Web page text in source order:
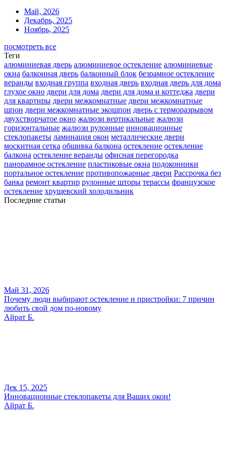
Май, 2026
Декабрь, 2025
Ноябрь, 2025
посмотреть все
Теги
алюминиевая дверь алюминиевое остекление алюминиевые
окна балконная дверь балконный блок безрамное остекление
веранды входная группа входная дверь входная дверь для дома
глухое окно двери для дома двери для дома и коттеджа двери
для квартиры двери межкомнатные двери межкомнатные
шпон двери межкомнатные экошпон дверь с терморазрывом
двухстворчатое окно жалюзи вертикальные жалюзи
горизонтальные жалюзи рулонные инновационные
стеклопакеты ламинация окон металлические двери
москитная сетка обшивка балкона остекление остекление
балкона остекление веранды офисная перегородка
панорамное остекление пластиковые окна подоконники
портальное остекление противопожарные двери Рассрочка без
банка ремонт квартир рулонные шторы терассы французское
остекление хрущевский холодильник
Последние статьи
Май 31, 2026
Почему люди выбирают остекление и пристройки: 7 причин
любить свой дом по-новому
Айрат Б.
Дек 15, 2025
Инновационные стеклопакеты для Ваших окон!
Айрат Б.